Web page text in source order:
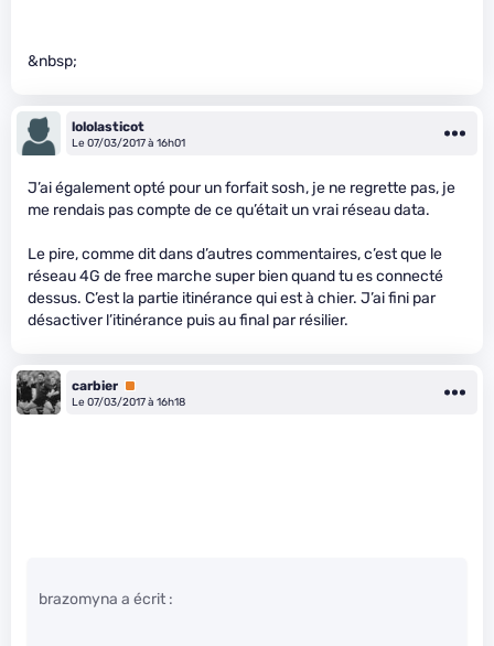
&nbsp;
lololasticot
Le 07/03/2017 à 16h01
J’ai également opté pour un forfait sosh, je ne regrette pas, je
me rendais pas compte de ce qu’était un vrai réseau data.
Le pire, comme dit dans d’autres commentaires, c’est que le
réseau 4G de free marche super bien quand tu es connecté
dessus. C’est la partie itinérance qui est à chier. J’ai fini par
désactiver l’itinérance puis au final par résilier.
carbier Premium
Le 07/03/2017 à 16h18
brazomyna a écrit :